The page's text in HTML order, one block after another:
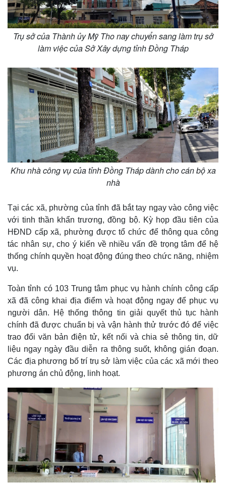
Thế giới
Quan sát
Cuộc sống đó đây
Multimedia
Video
Ảnh
Trụ sở của Thành ủy Mỹ Tho nay chuyển sang làm trụ sở
làm việc của Sở Xây dựng tỉnh Đồng Tháp
Khu nhà công vụ của tỉnh Đồng Tháp dành cho cán bộ xa
nhà
Tại các xã, phường của tỉnh đã bắt tay ngay vào công việc
với tinh thần khẩn trương, đồng bộ. Kỳ họp đầu tiên của
HĐND cấp xã, phường được tổ chức để thông qua công
tác nhân sự, cho ý kiến về nhiều vấn đề trọng tâm để hệ
thống chính quyền hoạt động đúng theo chức năng, nhiệm
vụ.
Toàn tỉnh có 103 Trung tâm phục vụ hành chính công cấp
xã đã công khai địa điểm và hoạt động ngay để phục vụ
người dân. Hệ thống thông tin giải quyết thủ tục hành
chính đã được chuẩn bị và vận hành thử trước đó để việc
trao đổi văn bản điện tử, kết nối và chia sẻ thông tin, dữ
liệu ngay ngày đầu diễn ra thông suốt, không gián đoạn.
Các địa phương bố trí trụ sở làm việc của các xã mới theo
phương án chủ động, linh hoạt.